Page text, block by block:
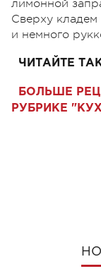
лимонной
Сверху
и немного
ЧИТАЙТЕ
БОЛЬШЕ
РУБРИКЕ